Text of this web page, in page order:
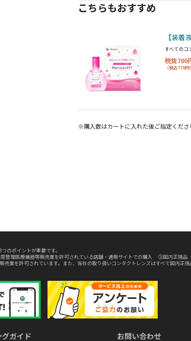
こちらもおすすめ
【装
すべてのコ
税抜700
（税込770円）
※購入数はカートに入れた後ご指定くださ
のポイントが重要です。
理医療機器等販売業を許可されている店舗・通販サイトでの購入 ③国内正規品
業を許可されています。また、当社の取り扱いコンタクトレンズはすべて国内正
ガイド お問い合わせ